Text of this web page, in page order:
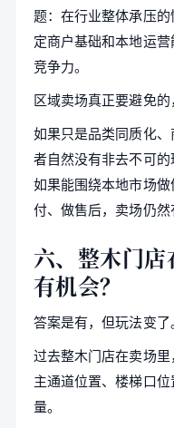
题：在行业整体承压
定商户基础和本地运
竞争力。
区域卖场真正要避免的
如果只是品类同质化
者自然没有非去不可的
如果能围绕本地市场
付、做售后，卖场仍然
六、整木门
有机会？
答案是有，但玩法变了。
过去整木门店在卖场里
主通道位置、楼梯口
量。